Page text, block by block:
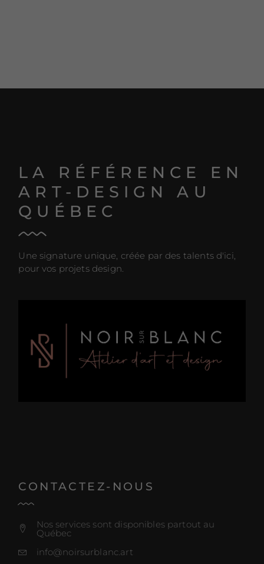
LA RÉFÉRENCE EN
ART-DESIGN AU
QUÉBEC
Une signature unique, créée par des talents d'ici,
pour vos projets design.
CONTACTEZ-NOUS
Nos services sont disponibles partout au
Québec
info@noirsurblanc.art